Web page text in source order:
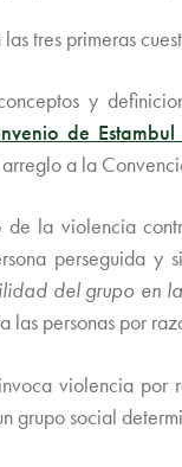
tres primeras
y
de
a la
la violencia
perseguida y
del grupo en
las personas por
violencia por
grupo social